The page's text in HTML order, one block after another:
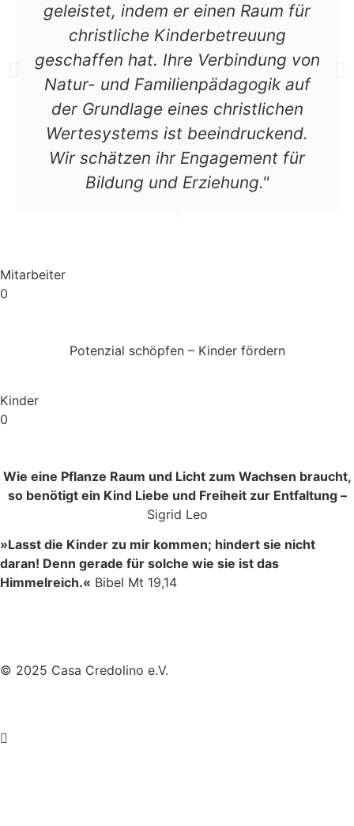
geleistet, indem er einen Raum für
christliche Kinderbetreuung
geschaffen hat. Ihre Verbindung von
Natur- und Familienpädagogik auf
der Grundlage eines christlichen
Wertesystems ist beeindruckend.
Wir schätzen ihr Engagement für
Bildung und Erziehung."
Mitarbeiter
0
Potenzial schöpfen – Kinder fördern
Kinder
0
Wie eine Pflanze Raum und Licht zum Wachsen braucht,
so benötigt ein Kind Liebe und Freiheit zur Entfaltung –
Sigrid Leo
»Lasst die Kinder zu mir kommen; hindert sie nicht
daran! Denn gerade für solche wie sie ist das
Himmelreich.« Bibel Mt 19,14
© 2025 Casa Credolino e.V.